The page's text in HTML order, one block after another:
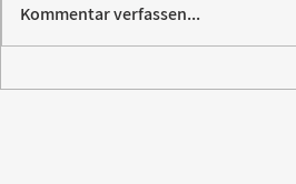
Kommentar verfassen...